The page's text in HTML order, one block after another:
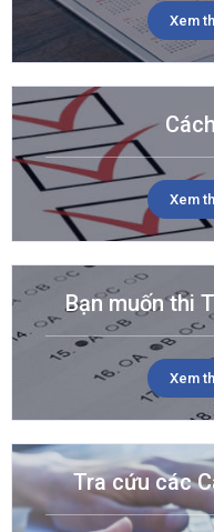
Xem
Xem
Bạn muốn thi
Xem
Tra cứu các